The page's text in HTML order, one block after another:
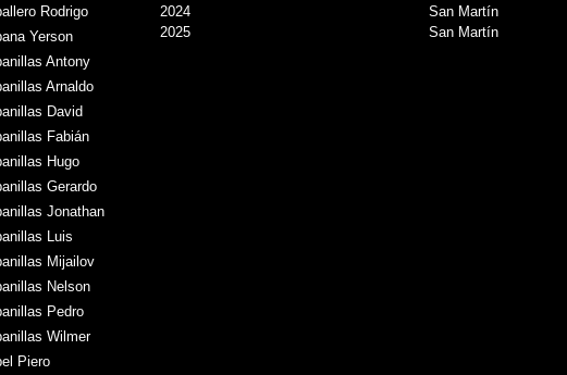
2024
San Martín
2025
San Martín
Rodrigo
Yerson
Antony
Arnaldo
David
Fabián
Hugo
Gerardo
Jonathan
Luis
Mijailov
Nelson
Pedro
Wilmer
Piero